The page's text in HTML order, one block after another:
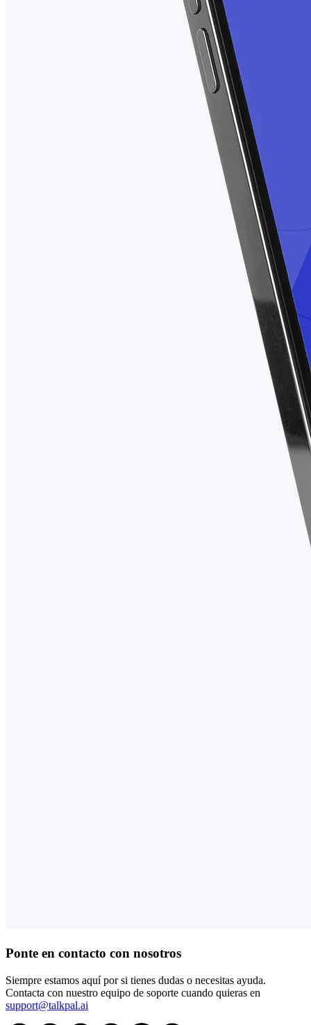
Ponte en contacto con nosotros
Siempre estamos aquí por si tienes dudas o necesitas ayuda.
Contacta con nuestro equipo de soporte cuando quieras en
support@talkpal.ai